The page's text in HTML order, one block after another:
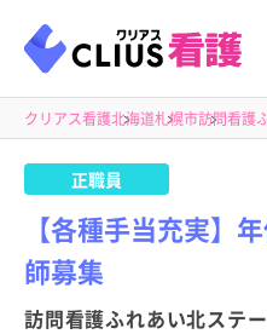
クリアス看護北海道札幌市訪問看護
正職員
【各種手当充実】
師募集
訪問看護ふれあい北ステ